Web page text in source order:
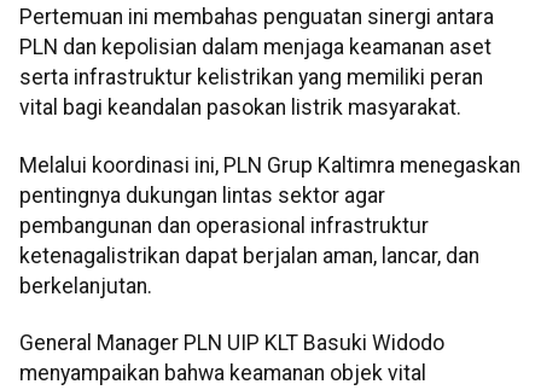
Pertemuan ini membahas penguatan sinergi antara
PLN dan kepolisian dalam menjaga keamanan aset
serta infrastruktur kelistrikan yang memiliki peran
vital bagi keandalan pasokan listrik masyarakat.
Melalui koordinasi ini, PLN Grup Kaltimra menegaskan
pentingnya dukungan lintas sektor agar
pembangunan dan operasional infrastruktur
ketenagalistrikan dapat berjalan aman, lancar, dan
berkelanjutan.
General Manager PLN UIP KLT Basuki Widodo
menyampaikan bahwa keamanan objek vital